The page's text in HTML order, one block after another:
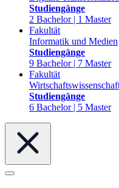
Studiengänge
2 Bachelor | 1 Master
Fakultät
Informatik und Medien
Studiengänge
9 Bachelor | 7 Master
Fakultät
Studiengänge
6 Bachelor | 5 Master